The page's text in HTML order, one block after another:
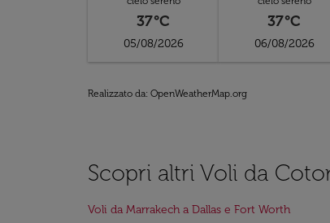
37°C
05/08/2026
37°C
06/08/2026
Realizzato da: OpenWeatherMap.org
Scopri altri Voli da
Voli da Marrakech a Dallas e Fort Worth